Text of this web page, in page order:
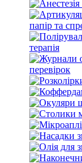
папір та
терапія
перевірок